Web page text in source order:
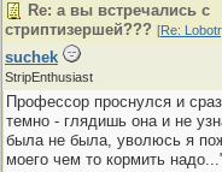
Re: а вы встречались с
стриптизершей??? [Re:
suchek
StripEnthusiast
Профессор проснулся и
темно - глядишь она и не
была не была, уволюсь я
моего чем то кормить